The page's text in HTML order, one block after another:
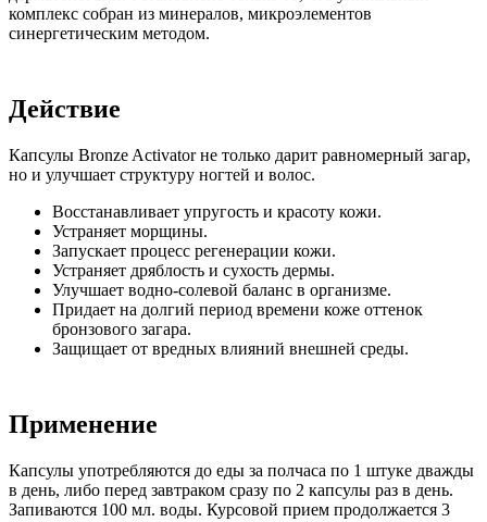
комплекс собран из минералов, микроэлементов
синергетическим методом.
Действие
Капсулы Bronze Activator не только дарит равномерный загар,
но и улучшает структуру ногтей и волос.
Восстанавливает упругость и красоту кожи.
Устраняет морщины.
Запускает процесс регенерации кожи.
Устраняет дряблость и сухость дермы.
Улучшает водно-солевой баланс в организме.
Придает на долгий период времени коже оттенок
бронзового загара.
Защищает от вредных влияний внешней среды.
Применение
Капсулы употребляются до еды за полчаса по 1 штуке дважды
в день, либо перед завтраком сразу по 2 капсулы раз в день.
Запиваются 100 мл. воды. Курсовой прием продолжается 3